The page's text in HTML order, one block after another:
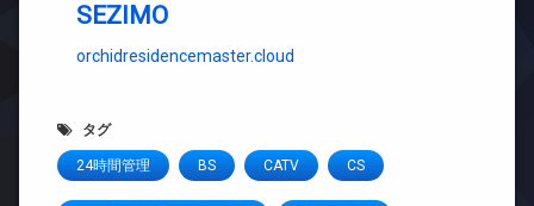
SEZIMO
orchidresidencemaster.cloud
タグ
24時間管理 BS CATV CS